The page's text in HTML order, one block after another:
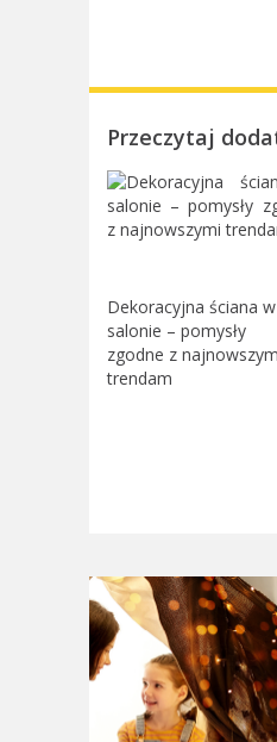
Przeczytaj
Dekoracyjna ściana w
salonie – pomysły
zgodne z
trendam